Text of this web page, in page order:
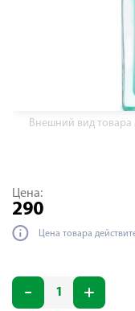
Внешний вид товара
Цена:
290
Цена товара